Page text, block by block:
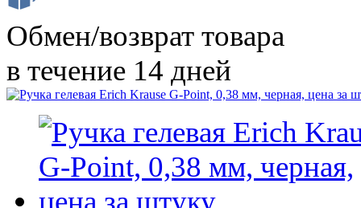
Обмен/возврат товара
в течение 14 дней